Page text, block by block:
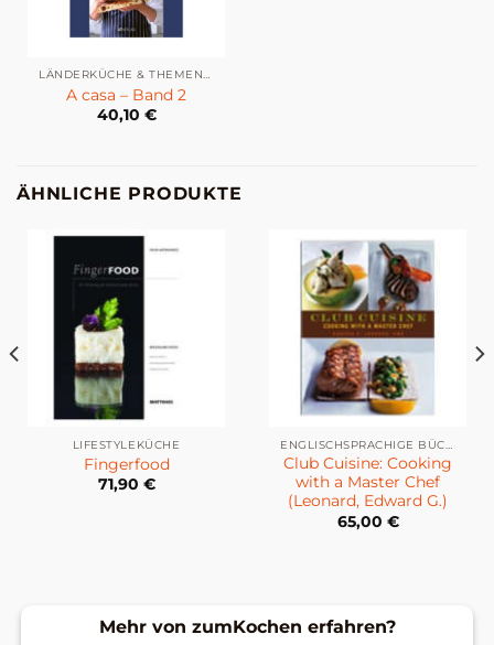
LÄNDERKÜCHE & THEMENKÜCHE
A casa – Band 2
40,10 €
ÄHNLICHE PRODUKTE
LIFESTYLEKÜCHE
Fingerfood
71,90 €
Club Cuisine: Cooking
with a Master Chef
(Leonard, Edward G.)
65,00 €
Mehr von zumKochen erfahren?